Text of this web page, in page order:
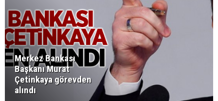
Merkez Bankası
Başkanı Murat
Çetinkaya görevden
alındı